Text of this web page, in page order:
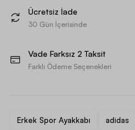
Ücretsiz İade
30 Gün İçerisinde
Vade Farksız 2 Taksit
Farklı Ödeme Seçenekleri
Erkek Spor Ayakkabı adidas